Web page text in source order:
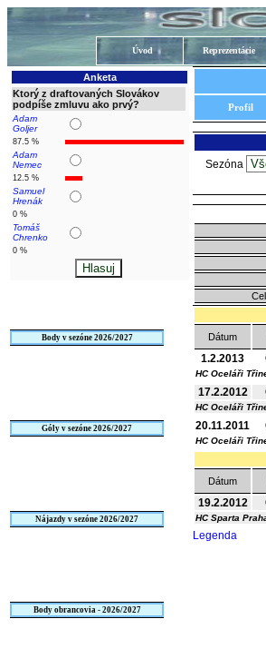
Úvod Reprezentácie
Anketa
Ktorý z draftovaných Slovákov
podpíše zmluvu ako prvý?
Adam
Goljer
87.5 %
Adam
Nemec
12.5 %
Samuel
Hrenák
0 %
Tomáš
Chrenko
0 %
Body v sezóne 2026/2027
Góly v sezóne 2026/2027
Nájazdy v sezóne 2026/2027
Body obrancovia - 2026/2027
Profil
Sezóna
Dátum
1.2.2013
HC Oceláři
17.2.2012
HC Oceláři
20.11.2011
HC Oceláři
Dátum
19.2.2012
HC Sparta
Legenda